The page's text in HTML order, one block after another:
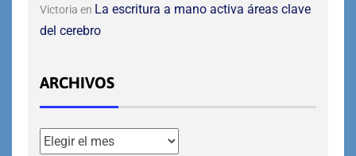
Victoria en La escritura a mano activa áreas clave
del cerebro
ARCHIVOS